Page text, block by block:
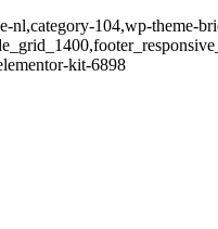
nl,category-104,wp-theme-
kit-6898